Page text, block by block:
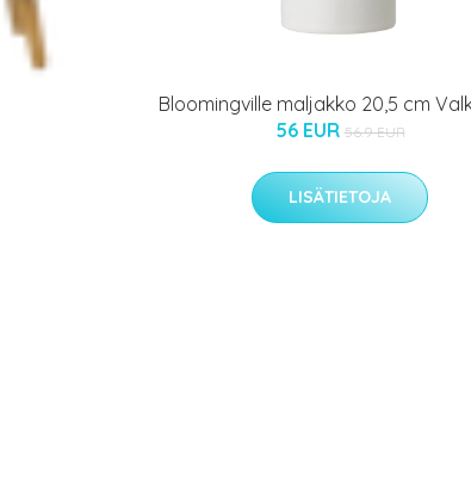
Bloomingville maljakko 20,5 cm
56 EUR 56.9 EUR
LISÄTIETOJA